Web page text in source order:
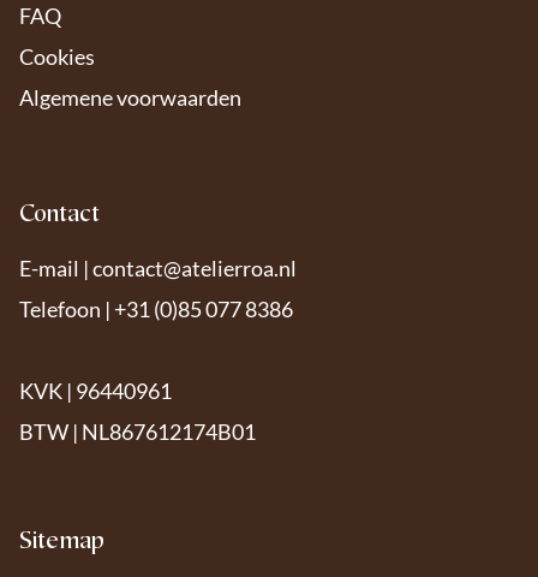
FAQ
Cookies
Algemene voorwaarden
Contact
E-mail |contact@atelierroa.nl
Telefoon | +31 (0)85 077 8386
KVK | 96440961
BTW | NL867612174B01
Sitemap